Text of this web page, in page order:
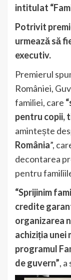
intitulat
Potrivit
urmează să
executiv.
Premierul
României,
familiei, care
pentru copii,
amintește
România”,
decontarea
pentru
“Sprijinim
credite
organizarea
achiziția unei
programul
de guvern”,